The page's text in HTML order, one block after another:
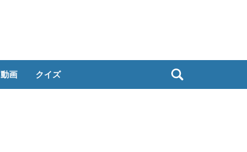
動画 クイズ